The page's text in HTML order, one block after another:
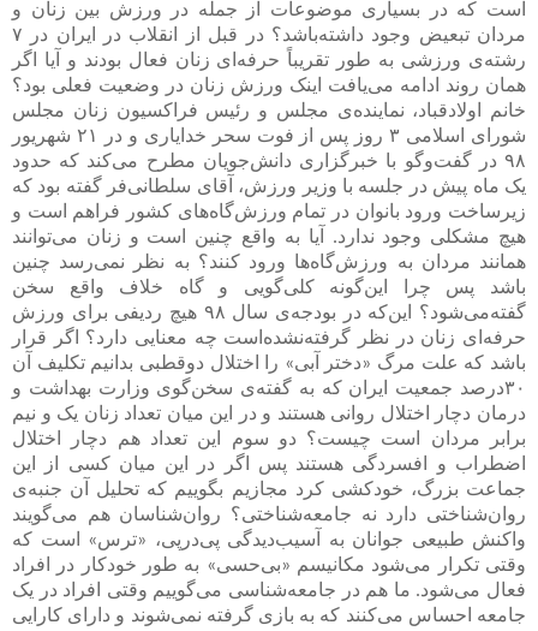
است که در بسیاری موضوعات از جمله در ورزش بین زنان و
مردان تبعیض وجود داشته‌باشد؟ در قبل از انقلاب در ایران در ۷
رشته‌ی ورزشی به طور تقریباً حرفه‌ای زنان فعال بودند و آیا اگر
همان روند ادامه می‌یافت اینک ورزش زنان در وضعیت فعلی بود؟
خانم اولادقباد، نماینده‌ی مجلس و رئیس فراکسیون زنان مجلس
شورای اسلامی ۳ روز پس از فوت سحر خدایاری و در ۲۱ شهریور
۹۸ در گفت‌و‌گو با خبرگزاری دانش‌جویان مطرح می‌کند که حدود
یک ماه پیش در جلسه با وزیر ورزش، آقای سلطانی‌فر گفته بود که
زیرساخت ورود بانوان در تمام ورزش‌گاه‌های کشور فراهم است و
هیچ مشکلی وجود ندارد. آیا به واقع چنین است و زنان می‌توانند
همانند مردان به ورزش‌گاه‌ها ورود کنند؟ به نظر نمی‌رسد چنین
باشد پس چرا این‌گونه کلی‌گویی و گاه خلاف واقع سخن
گفته‌می‌شود؟ این‌که در بودجه‌ی سال ۹۸ هیچ ردیفی برای ورزش
حرفه‌ای زنان در نظر گرفته‌نشده‌است چه معنایی دارد؟ اگر قرار
باشد که علت مرگ «دختر آبی» را اختلال دوقطبی بدانیم تکلیف آن
۳۰درصد جمعیت ایران که به گفته‌ی سخن‌گوی وزارت بهداشت و
درمان دچار اختلال روانی هستند و در این میان تعداد زنان یک و نیم
برابر مردان است چیست؟ دو سوم این تعداد هم دچار اختلال
اضطراب و افسردگی هستند پس اگر در این میان کسی از این
جماعت بزرگ، خودکشی کرد مجازیم بگوییم که تحلیل آن جنبه‌ی
روان‌شناختی دارد نه جامعه‌شناختی؟ روان‌شناسان هم می‌گویند
واکنش طبیعی جوانان به آسیب‌دیدگی پی‌درپی، «ترس» است که
وقتی تکرار می‌شود مکانیسم «بی‌حسی» به طور خودکار در افراد
فعال می‌شود. ما هم در جامعه‌شناسی می‌گوییم وقتی افراد در یک
جامعه احساس می‌کنند که به بازی گرفته نمی‌شوند و دارای کارایی